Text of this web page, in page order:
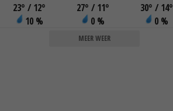
23° / 12°
10 %
27° / 11°
0 %
30° / 14°
0 %
MEER WEER